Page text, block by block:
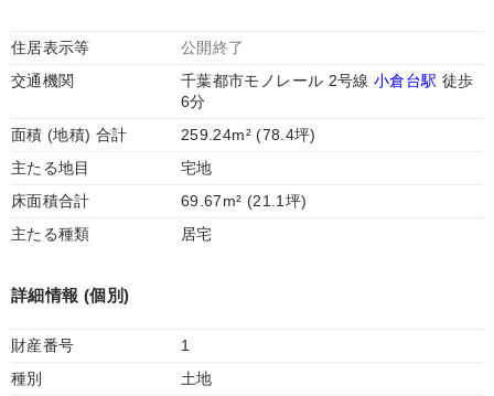
住居表示等
公開終了
交通機関
千葉都市モノレール 2号線 小倉台駅 徒歩
6分
面積 (地積) 合計
259.24m² (78.4坪)
主たる地目
宅地
床面積合計
69.67m² (21.1坪)
主たる種類
居宅
詳細情報 (個別)
財産番号
1
種別
土地